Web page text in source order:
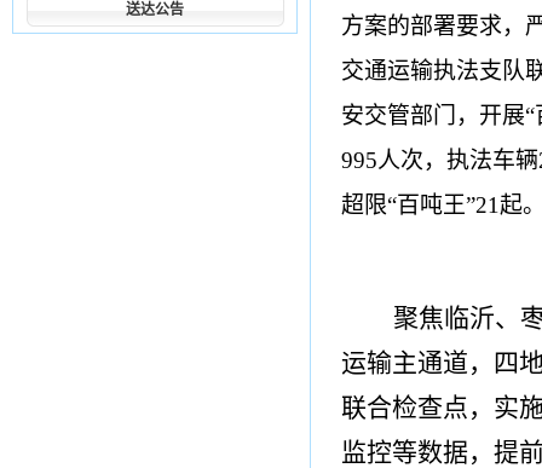
送达公告
方案的部署要求，
交通运输执法支队
安交管部门，开展
995人次，执法车
超限“百吨王”21起
聚焦临沂、
运输主通道，四
联合检查点，实
监控等数据，提